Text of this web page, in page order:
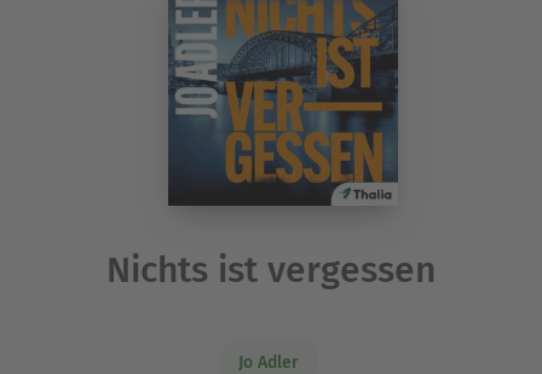
Nichts ist vergessen
Jo Adler